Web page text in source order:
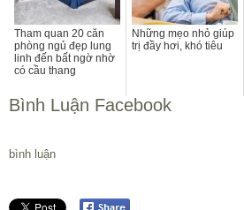
Tham quan 20 căn
phòng ngủ đẹp lung
linh đến bất ngờ nhờ
có cầu thang
Những mẹo nhỏ giúp
trị đầy hơi, khó tiêu
Bình Luận Facebook
bình luận